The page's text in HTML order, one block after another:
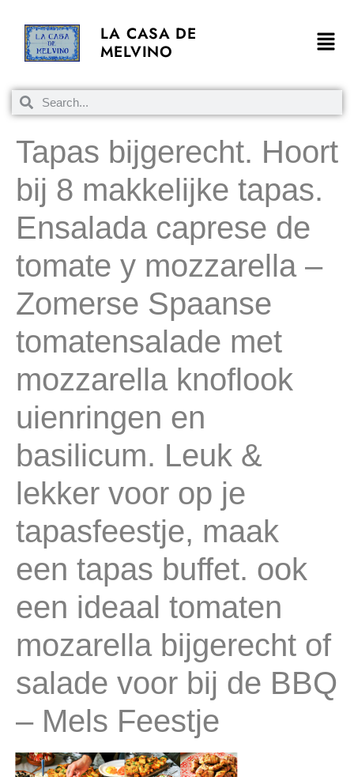
LA CASA DE
MELVINO
Tapas bijgerecht. Hoort
bij 8 makkelijke tapas.
Ensalada caprese de
tomate y mozzarella –
Zomerse Spaanse
tomatensalade met
mozzarella knoflook
uienringen en
basilicum. Leuk &
lekker voor op je
tapasfeestje, maak
een tapas buffet. ook
een ideaal tomaten
mozarella bijgerecht of
salade voor bij de BBQ
– Mels Feestje